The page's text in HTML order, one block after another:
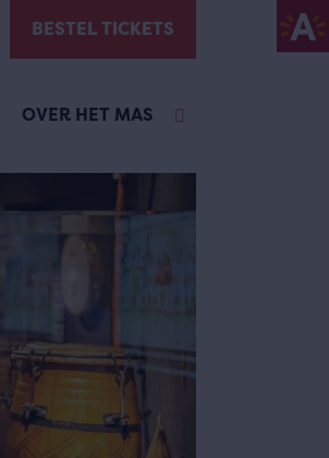
BESTEL TICKETS
OVER HET MAS